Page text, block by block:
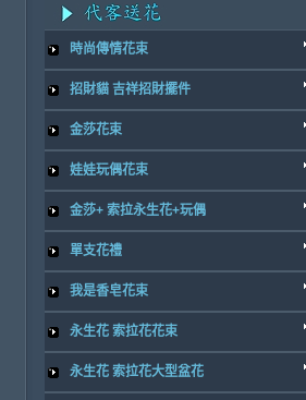
時尚傳情花束
招財貓 吉祥招財擺件
金莎花束
娃娃玩偶花束
金莎+ 索拉永生花+玩偶
單支花禮
我是香皂花束
永生花 索拉花花束
永生花 索拉花大型盆花